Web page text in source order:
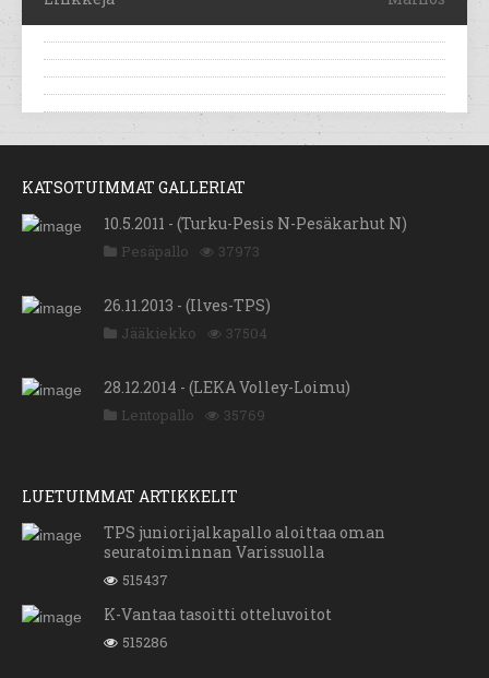
KATSOTUIMMAT GALLERIAT
10.5.2011 - (Turku-Pesis N-Pesäkarhut N)
Pesäpallo 37973
26.11.2013 - (Ilves-TPS)
Jääkiekko 37504
28.12.2014 - (LEKA Volley-Loimu)
Lentopallo 35769
LUETUIMMAT ARTIKKELIT
TPS juniorijalkapallo aloittaa oman
seuratoiminnan Varissuolla
515437
K-Vantaa tasoitti otteluvoitot
515286